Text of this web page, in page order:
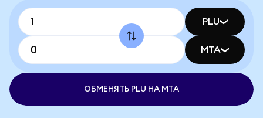
PLU
MTA
ОБМЕНЯТЬ PLU НА MTA